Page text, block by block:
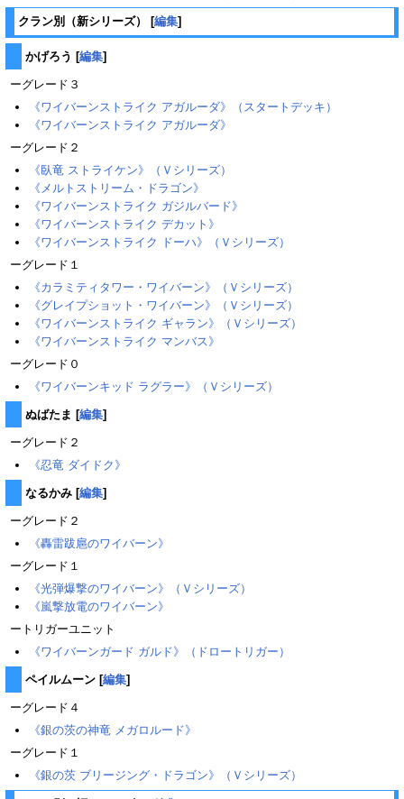
クラン別（新シリーズ） [編集]
かげろう [編集]
ーグレード３
《ワイバーンストライク アガルーダ》（スタートデッキ）
《ワイバーンストライク アガルーダ》
ーグレード２
《臥竜 ストライケン》（Ｖシリーズ）
《メルトストリーム・ドラゴン》
《ワイバーンストライク ガジルバード》
《ワイバーンストライク デカット》
《ワイバーンストライク ドーハ》（Ｖシリーズ）
ーグレード１
《カラミティタワー・ワイバーン》（Ｖシリーズ）
《グレイプショット・ワイバーン》（Ｖシリーズ）
《ワイバーンストライク ギャラン》（Ｖシリーズ）
《ワイバーンストライク マンバス》
ーグレード０
《ワイバーンキッド ラグラー》（Ｖシリーズ）
ぬばたま [編集]
ーグレード２
《忍竜 ダイドク》
なるかみ [編集]
ーグレード２
《轟雷跋扈のワイバーン》
ーグレード１
《光弾爆撃のワイバーン》（Ｖシリーズ）
《嵐撃放電のワイバーン》
ートリガーユニット
《ワイバーンガード ガルド》（ドロートリガー）
ペイルムーン [編集]
ーグレード４
《銀の茨の神竜 メガロルード》
ーグレード１
《銀の茨 ブリージング・ドラゴン》（Ｖシリーズ）